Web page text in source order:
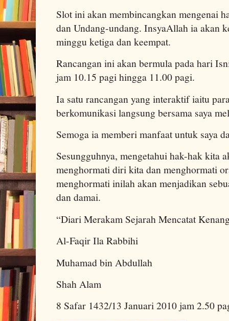
Slot ini akan membincangkan mengenai
dan Undang-undang. InsyaAllah ia akan
minggu ketiga dan keempat.
Rancangan ini akan bermula pada hari
jam 10.15 pagi hingga 11.00 pagi.
Ia satu rancangan yang interaktif iaitu
berkomunikasi langsung bersama saya
Semoga ia memberi manfaat untuk saya
Sesungguhnya, mengetahui hak-hak kita
menghormati diri kita dan menghormati
menghormati inilah akan menjadikan
dan damai.
“Diari Merakam Sejarah Mencatat
Al-Faqir Ila Rabbihi
Muhamad bin Abdullah
Shah Alam
8 Safar 1432/13 Januari 2010 jam 2.50